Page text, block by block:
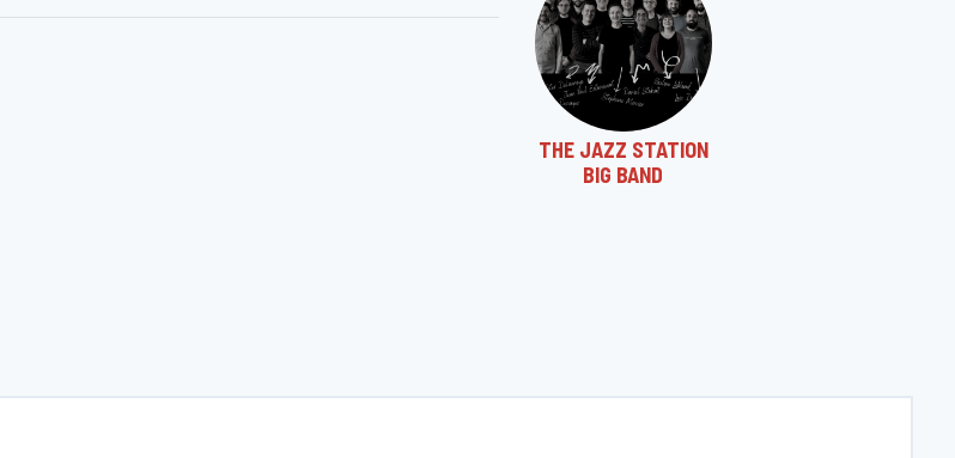
THE JAZZ STATION
BIG BAND